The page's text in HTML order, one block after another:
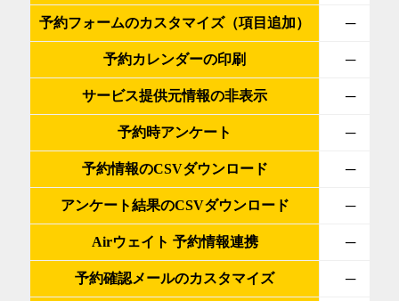
予約フォームのカスタマイズ（項目追加） ─
予約カレンダーの印刷 ─
サービス提供元情報の非表示 ─
予約時アンケート ─
予約情報のCSVダウンロード ─
アンケート結果のCSVダウンロード ─
Airウェイト 予約情報連携 ─
予約確認メールのカスタマイズ ─